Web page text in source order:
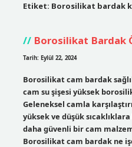
Etiket: Borosilikat bardak
Borosilikat Bardak
Tarih: Eylül 22, 2024
Borosilikat cam bardak
cam su şişesi yüksek
Geleneksel camla
yüksek ve düşük sıcaklıklara
daha güvenli bir cam
Borosilikat cam bardak ne